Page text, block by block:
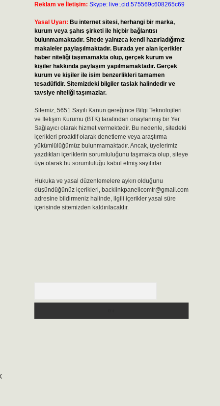
Reklam ve İletişim: Skype: live:.cid.575569c608265c69
Yasal Uyarı: Bu internet sitesi, herhangi bir marka,
kurum veya şahıs şirketi ile hiçbir bağlantısı
bulunmamaktadır. Sitede yalnızca kendi hazırladığımız
makaleler paylaşılmaktadır. Burada yer alan içerikler
haber niteliği taşımamakta olup, gerçek kurum ve
kişiler hakkında paylaşım yapılmamaktadır. Gerçek
kurum ve kişiler ile isim benzerlikleri tamamen
tesadüfidir. Sitemizdeki bilgiler taslak halindedir ve
tavsiye niteliği taşımazlar.
Sitemiz, 5651 Sayılı Kanun gereğince Bilgi Teknolojileri
ve İletişim Kurumu (BTK) tarafından onaylanmış bir Yer
Sağlayıcı olarak hizmet vermektedir. Bu nedenle, sitedeki
içerikleri proaktif olarak denetleme veya araştırma
yükümlülüğümüz bulunmamaktadır. Ancak, üyelerimiz
yazdıkları içeriklerin sorumluluğunu taşımakta olup, siteye
üye olarak bu sorumluluğu kabul etmiş sayılırlar.
Hukuka ve yasal düzenlemelere aykırı olduğunu
düşündüğünüz içerikleri, backlinkpanelicomtr@gmail.com
adresine bildirmeniz halinde, ilgili içerikler yasal süre
içerisinde sitemizden kaldırılacaktır.